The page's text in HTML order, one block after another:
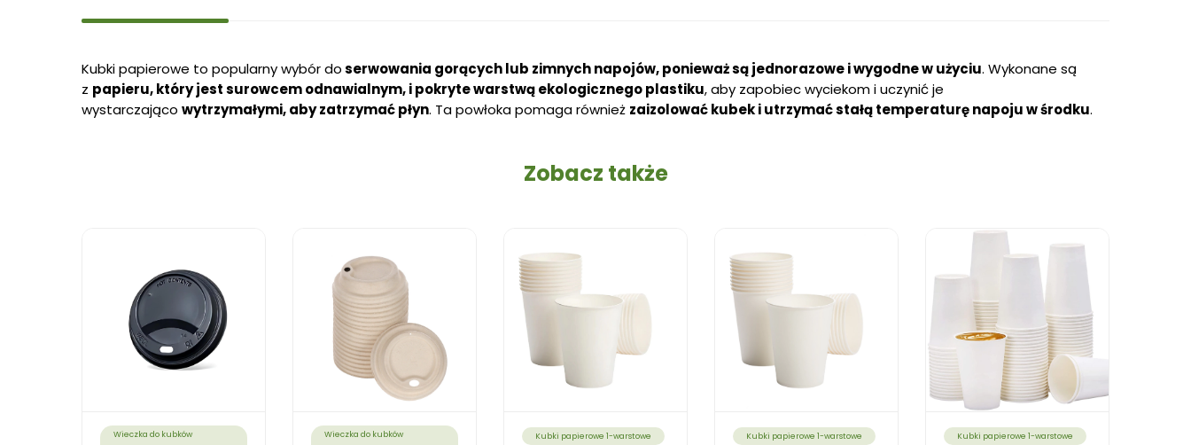
Kubki papierowe to popularny wybór doserwowania gorących lub zimnych napojów, ponieważ są jednorazowe i wygodne w użyciu. Wykonane są
z papieru, który jest surowcem odnawialnym, i pokryte warstwą ekologicznego plastiku, aby zapobiec wyciekom i uczynić je
wystarczająco wytrzymałymi, aby zatrzymać płyn. Ta powłoka pomaga również zaizolować kubek i utrzymać stałą temperaturę napoju w środku.
Zobacz także
Wieczka do kubków
Wieczka do kubków
Kubki papierowe 1-warstowe Kubki papierowe 1-warstowe Kubki papierowe 1-warstowe